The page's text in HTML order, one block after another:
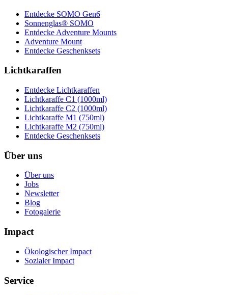
Entdecke SOMO Gen6
Sonnenglas® SOMO
Entdecke Adventure Mounts
Adventure Mount
Entdecke Geschenksets
Lichtkaraffen
Entdecke Lichtkaraffen
Lichtkaraffe C1 (1000ml)
Lichtkaraffe C2 (1000ml)
Lichtkaraffe M1 (750ml)
Lichtkaraffe M2 (750ml)
Entdecke Geschenksets
Über uns
Über uns
Jobs
Newsletter
Blog
Fotogalerie
Impact
Ökologischer Impact
Sozialer Impact
Service